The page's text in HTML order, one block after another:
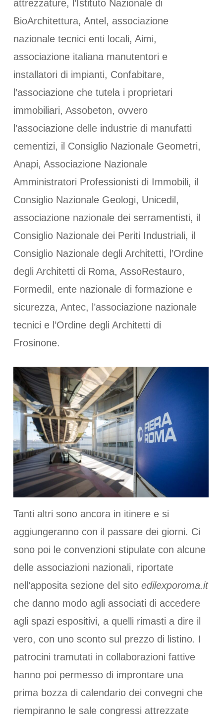
attrezzature, l’Istituto Nazionale di
BioArchitettura, Antel, associazione
nazionale tecnici enti locali, Aimi,
associazione italiana manutentori e
installatori di impianti, Confabitare,
l’associazione che tutela i proprietari
immobiliari, Assobeton, ovvero
l’associazione delle industrie di manufatti
cementizi, il Consiglio Nazionale Geometri,
Anapi, Associazione Nazionale
Amministratori Professionisti di Immobili, il
Consiglio Nazionale Geologi, Unicedil,
associazione nazionale dei serramentisti, il
Consiglio Nazionale dei Periti Industriali, il
Consiglio Nazionale degli Architetti, l’Ordine
degli Architetti di Roma, AssoRestauro,
Formedil, ente nazionale di formazione e
sicurezza, Antec, l’associazione nazionale
tecnici e l’Ordine degli Architetti di
Frosinone.
Tanti altri sono ancora in itinere e si
aggiungeranno con il passare dei giorni. Ci
sono poi le convenzioni stipulate con alcune
delle associazioni nazionali, riportate
nell’apposita sezione del sito edilexporoma.it
che danno modo agli associati di accedere
agli spazi espositivi, a quelli rimasti a dire il
vero, con uno sconto sul prezzo di listino. I
patrocini tramutati in collaborazioni fattive
hanno poi permesso di improntare una
prima bozza di calendario dei convegni che
riempiranno le sale congressi attrezzate